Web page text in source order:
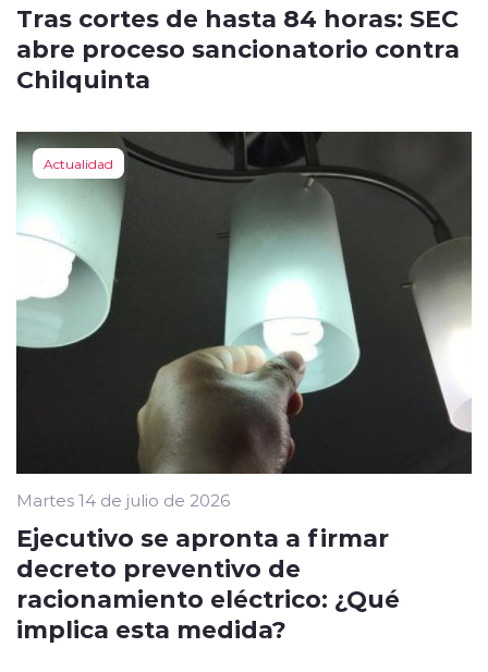
Tras cortes de hasta 84 horas: SEC
abre proceso sancionatorio contra
Chilquinta
Actualidad
Martes 14 de julio de 2026
Ejecutivo se apronta a firmar
decreto preventivo de
racionamiento eléctrico: ¿Qué
implica esta medida?